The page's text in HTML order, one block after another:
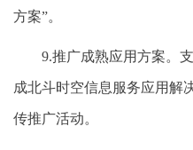
方案”。
9.推广成熟应用方案。
成北斗时空信息服务应用解
传推广活动。